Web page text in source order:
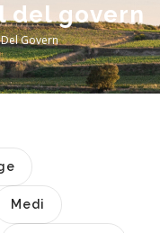
del govern
Govern
Medi